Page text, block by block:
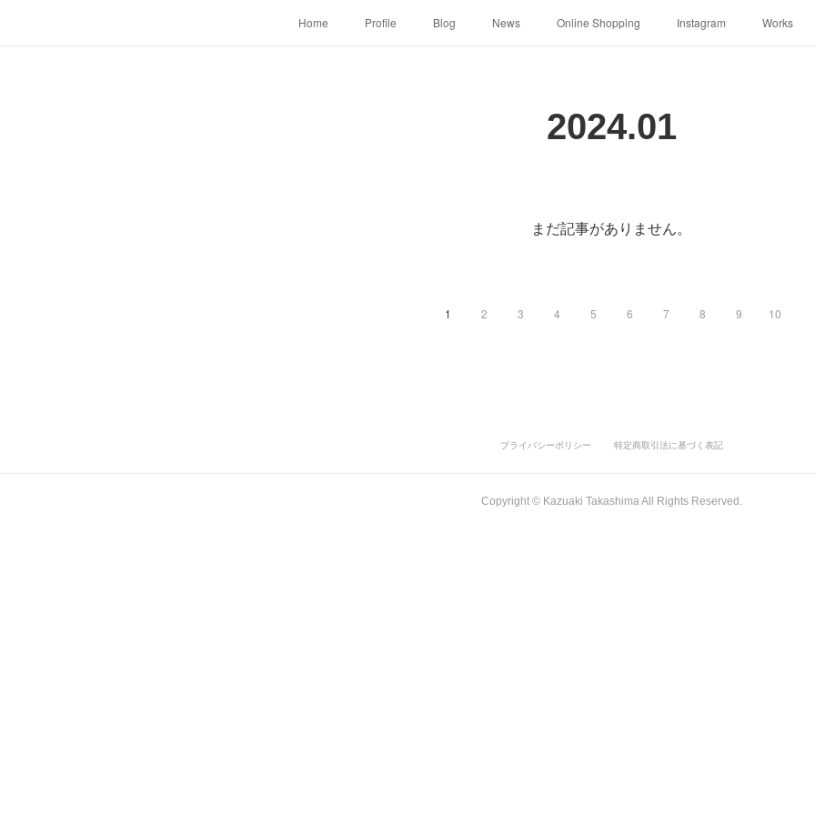
Home Profile Blog News Online Shopping Instagram Works
2024.01
まだ記事がありません。
1 2 3 4 5 6 7 8 9 10
プライバシーポリシー 特定商取引法に基づく表記
Copyright ©︎ Kazuaki Takashima All Rights Reserved.